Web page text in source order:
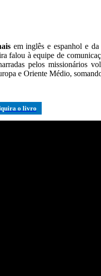
em inglês e espanhol e
falou à equipe de
pelos missionários
e Oriente Médio,
o livro